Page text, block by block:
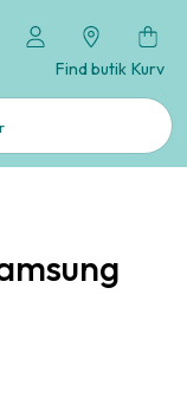
Find butik Kurv